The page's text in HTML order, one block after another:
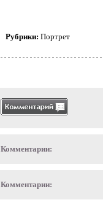
Рубрики: Портрет
Комментарии:
Комментарии: